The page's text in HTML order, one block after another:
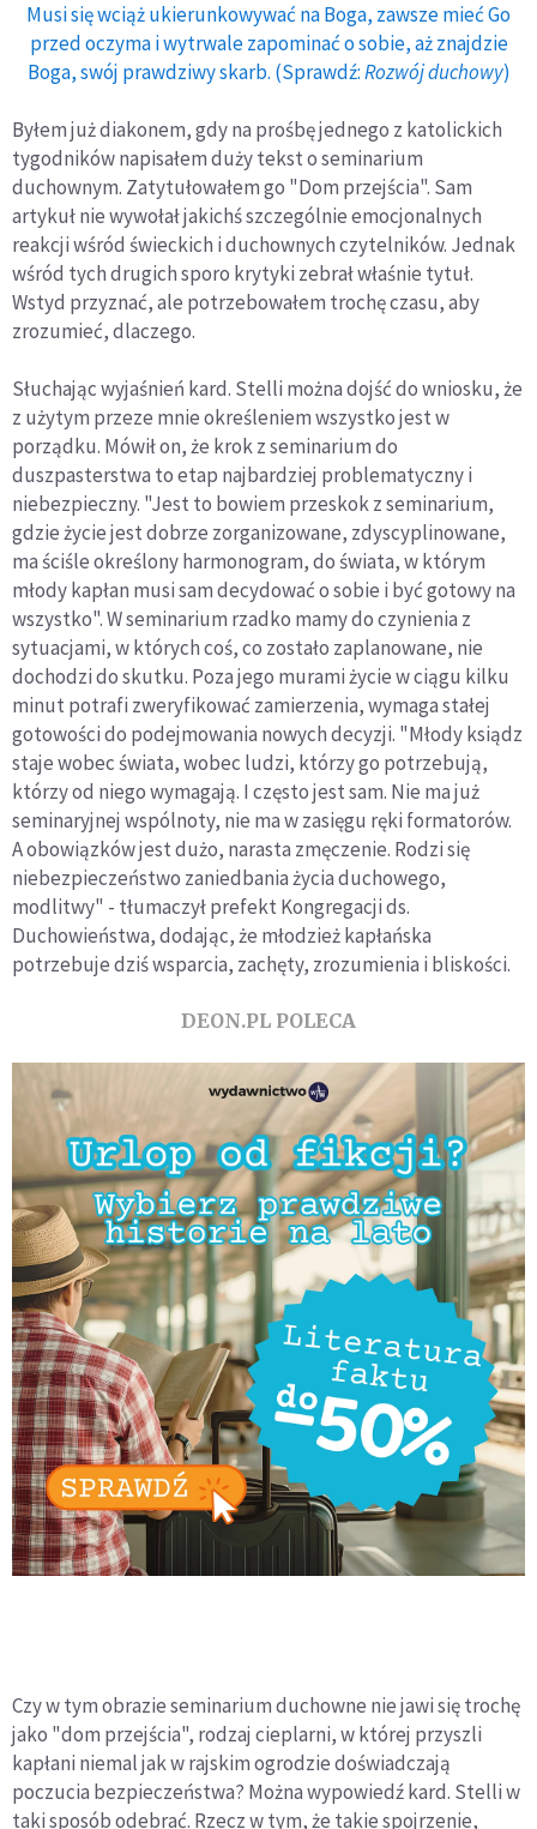
Musi się wciąż ukierunkowywać na Boga, zawsze mieć Go
przed oczyma i wytrwale zapominać o sobie, aż znajdzie
Boga, swój prawdziwy skarb. (Sprawdź:Rozwój duchowy)
Byłem już diakonem, gdy na prośbę jednego z katolickich
tygodników napisałem duży tekst o seminarium
duchownym. Zatytułowałem go "Dom przejścia". Sam
artykuł nie wywołał jakichś szczególnie emocjonalnych
reakcji wśród świeckich i duchownych czytelników. Jednak
wśród tych drugich sporo krytyki zebrał właśnie tytuł.
Wstyd przyznać, ale potrzebowałem trochę czasu, aby
zrozumieć, dlaczego.
Słuchając wyjaśnień kard. Stelli można dojść do wniosku, że
z użytym przeze mnie określeniem wszystko jest w
porządku. Mówił on, że krok z seminarium do
duszpasterstwa to etap najbardziej problematyczny i
niebezpieczny. "Jest to bowiem przeskok z seminarium,
gdzie życie jest dobrze zorganizowane, zdyscyplinowane,
ma ściśle określony harmonogram, do świata, w którym
młody kapłan musi sam decydować o sobie i być gotowy na
wszystko". W seminarium rzadko mamy do czynienia z
sytuacjami, w których coś, co zostało zaplanowane, nie
dochodzi do skutku. Poza jego murami życie w ciągu kilku
minut potrafi zweryfikować zamierzenia, wymaga stałej
gotowości do podejmowania nowych decyzji. "Młody ksiądz
staje wobec świata, wobec ludzi, którzy go potrzebują,
którzy od niego wymagają. I często jest sam. Nie ma już
seminaryjnej wspólnoty, nie ma w zasięgu ręki formatorów.
A obowiązków jest dużo, narasta zmęczenie. Rodzi się
niebezpieczeństwo zaniedbania życia duchowego,
modlitwy" - tłumaczył prefekt Kongregacji ds.
Duchowieństwa, dodając, że młodzież kapłańska
potrzebuje dziś wsparcia, zachęty, zrozumienia i bliskości.
DEON.PL POLECA
Czy w tym obrazie seminarium duchowne nie jawi się trochę
jako "dom przejścia", rodzaj cieplarni, w której przyszli
kapłani niemal jak w rajskim ogrodzie doświadczają
poczucia bezpieczeństwa? Można wypowiedź kard. Stelli w
taki sposób odebrać. Rzecz w tym, że takie spojrzenie,